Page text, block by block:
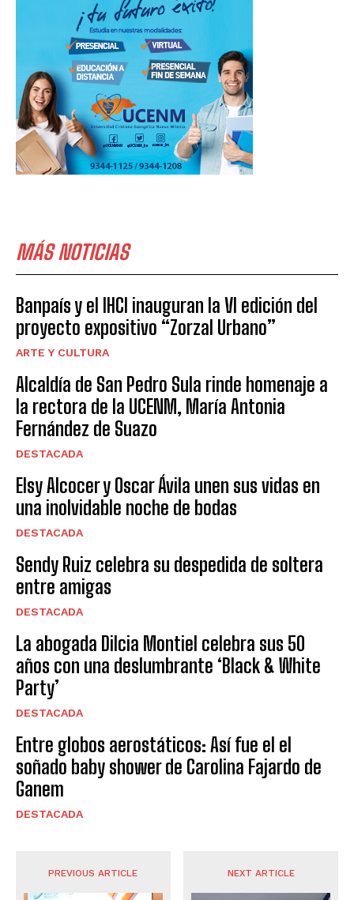
MÁS NOTICIAS
Banpaís y el IHCI inauguran la VI edición del
proyecto expositivo “Zorzal Urbano”
ARTE Y CULTURA
Alcaldía de San Pedro Sula rinde homenaje a
la rectora de la UCENM, María Antonia
Fernández de Suazo
DESTACADA
Elsy Alcocer y Oscar Ávila unen sus vidas en
una inolvidable noche de bodas
DESTACADA
Sendy Ruiz celebra su despedida de soltera
entre amigas
DESTACADA
La abogada Dilcia Montiel celebra sus 50
años con una deslumbrante ‘Black & White
Party’
DESTACADA
Entre globos aerostáticos: Así fue el el
soñado baby shower de Carolina Fajardo de
Ganem
DESTACADA
PREVIOUS ARTICLE NEXT ARTICLE